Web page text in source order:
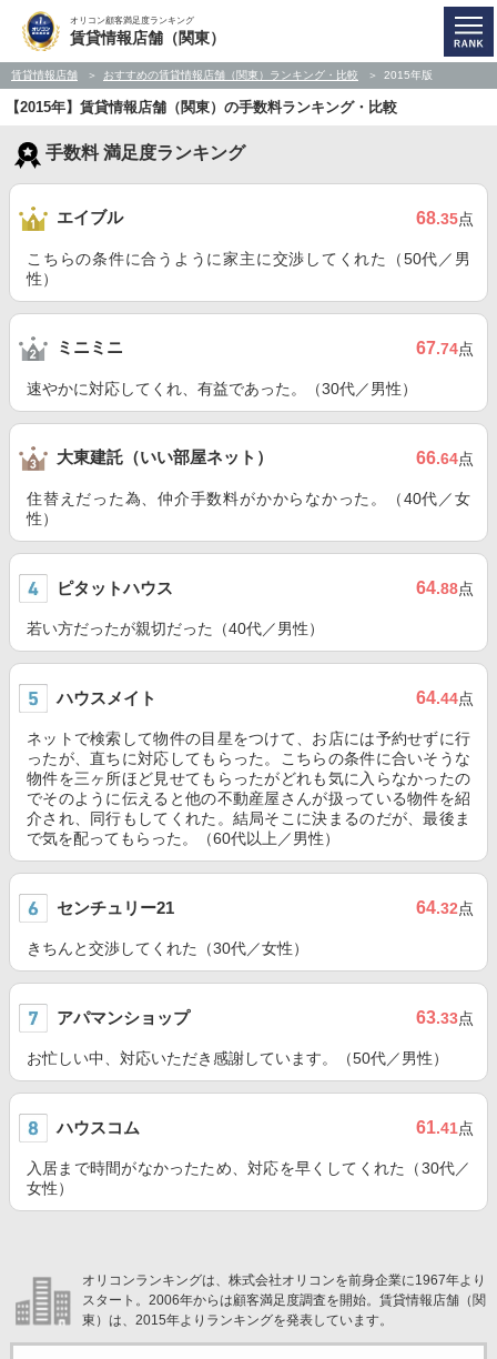
オリコン顧客満足度ランキング
賃貸情報店舗（関東）
賃貸情報店舗 おすすめの賃貸情報店舗（関東）ランキング・比較 2015年版
【2015年】賃貸情報店舗（関東）の手数料ランキング・比較
手数料 満足度ランキング
エイブル 68.35点
こちらの条件に合うように家主に交渉してくれた（50代／男
性）
ミニミニ 67.74点
速やかに対応してくれ、有益であった。（30代／男性）
大東建託（いい部屋ネット） 66.64点
住替えだった為、仲介手数料がかからなかった。（40代／女
性）
ピタットハウス 64.88点
若い方だったが親切だった（40代／男性）
ハウスメイト 64.44点
ネットで検索して物件の目星をつけて、お店には予約せずに行
ったが、直ちに対応してもらった。こちらの条件に合いそうな
物件を三ヶ所ほど見せてもらったがどれも気に入らなかったの
でそのように伝えると他の不動産屋さんが扱っている物件を紹
介され、同行もしてくれた。結局そこに決まるのだが、最後ま
で気を配ってもらった。（60代以上／男性）
センチュリー21 64.32点
きちんと交渉してくれた（30代／女性）
アパマンショップ 63.33点
お忙しい中、対応いただき感謝しています。（50代／男性）
ハウスコム 61.41点
入居まで時間がなかったため、対応を早くしてくれた（30代／
女性）
オリコンランキングは、株式会社オリコンを前身企業に1967年より
スタート。2006年からは顧客満足度調査を開始。賃貸情報店舗（関
東）は、2015年よりランキングを発表しています。